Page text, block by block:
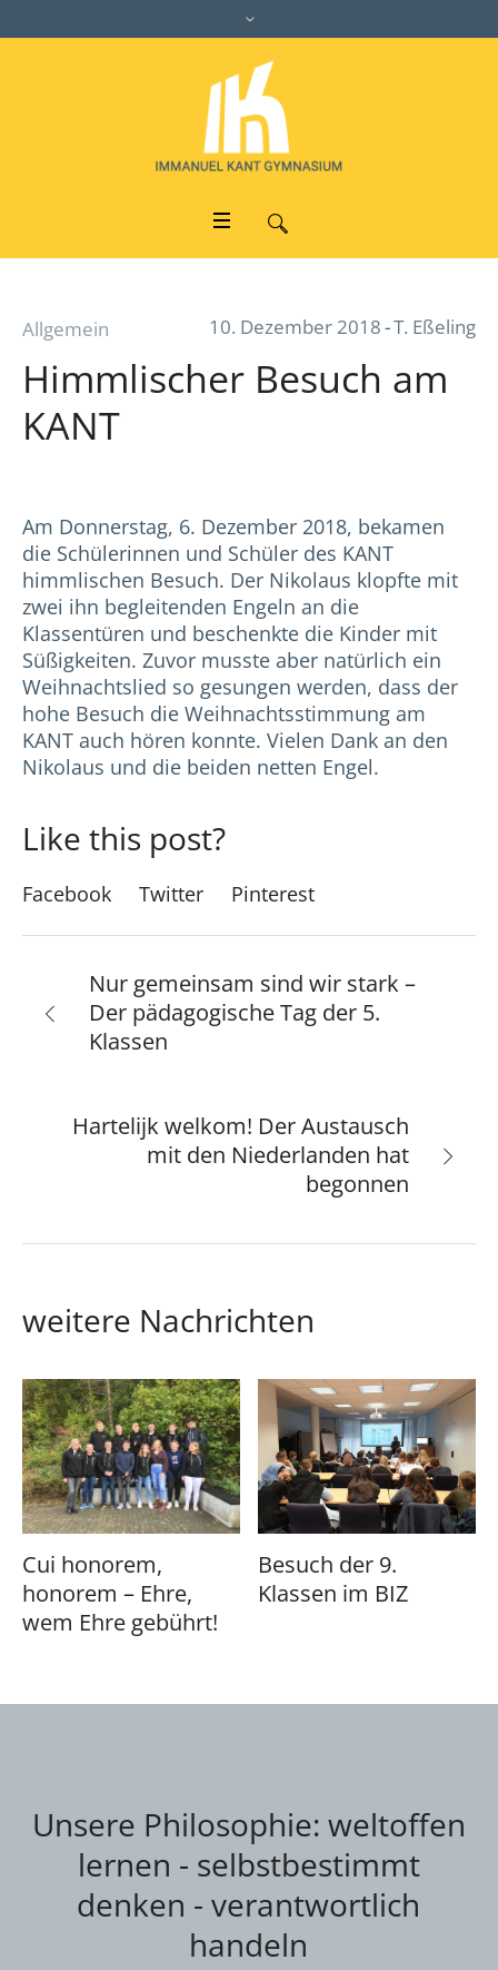
10. Dezember 2018 T. Eßeling
Allgemein
Himmlischer Besuch am
KANT
Am Donnerstag, 6. Dezember 2018, bekamen
die Schülerinnen und Schüler des KANT
himmlischen Besuch. Der Nikolaus klopfte mit
zwei ihn begleitenden Engeln an die
Klassentüren und beschenkte die Kinder mit
Süßigkeiten. Zuvor musste aber natürlich ein
Weihnachtslied so gesungen werden, dass der
hohe Besuch die Weihnachtsstimmung am
KANT auch hören konnte. Vielen Dank an den
Nikolaus und die beiden netten Engel.
Like this post?
Facebook Twitter Pinterest
Nur gemeinsam sind wir stark –
Der pädagogische Tag der 5.
Klassen
Hartelijk welkom! Der Austausch
mit den Niederlanden hat
begonnen
weitere Nachrichten
Cui honorem,
honorem – Ehre,
wem Ehre gebührt!
Besuch der 9.
Klassen im BIZ
Unsere Philosophie: weltoffen
lernen - selbstbestimmt
denken - verantwortlich
handeln